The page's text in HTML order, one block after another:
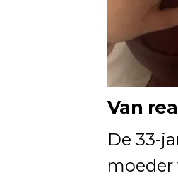
Van
De 33-
moeder